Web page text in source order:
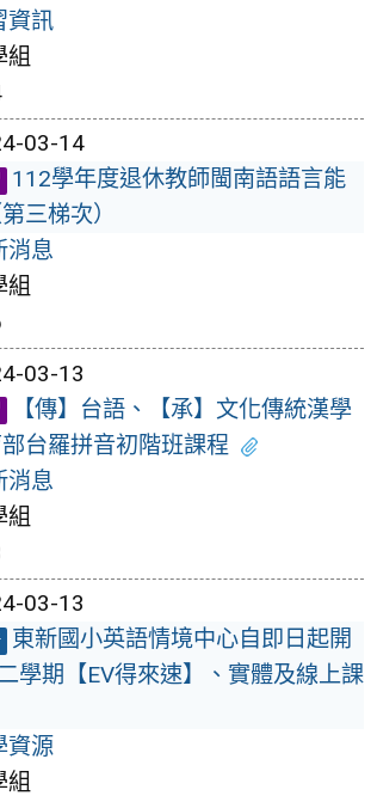
資訊
組
03-14
112學年度退休教師閩南語語言能
三梯次）
消息
組
03-13
【傳】台語、【承】文化傳統漢學
部台羅拼音初階班課程
消息
組
03-13
東新國小英語情境中心自即日起開
學期【EV得來速】、實體及線上課
資源
組